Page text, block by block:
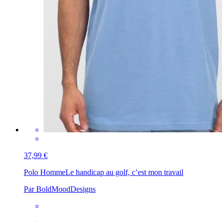
37,99 €
Polo HommeLe handicap au golf, c’est mon travail
Par BoldMoodDesigns